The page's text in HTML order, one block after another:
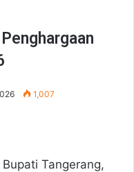
1,007
Bupati Tangerang,